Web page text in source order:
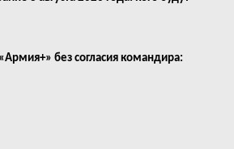
без согласия командира: